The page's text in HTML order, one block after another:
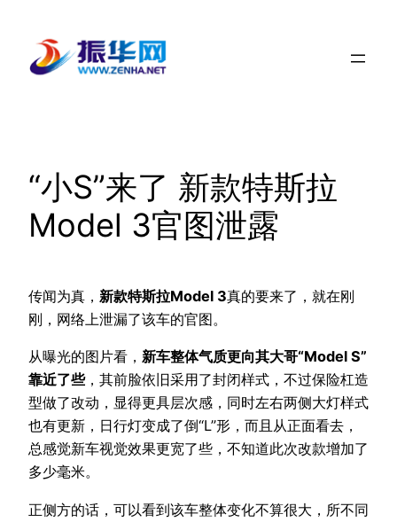
“小S”来了 新款特斯拉
Model 3官图泄露
传闻为真， 新款特斯拉Model 3真的要来了，就在刚
刚，网络上泄漏了该车的官图。
从曝光的图片看， 新车整体气质更向其大哥“Model S”
靠近了些，其前脸依旧采用了封闭样式，不过保险杠造
型做了改动，显得更具层次感，同时左右两侧大灯样式
也有更新，日行灯变成了倒“L”形，而且从正面看去，
总感觉新车视觉效果更宽了些，不知道此次改款增加了
多少毫米。
正侧方的话，可以看到该车整体变化不算很大，所不同